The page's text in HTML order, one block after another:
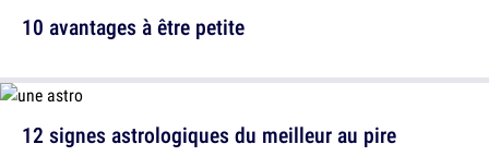
10 avantages à être petite
12 signes astrologiques du meilleur au pire